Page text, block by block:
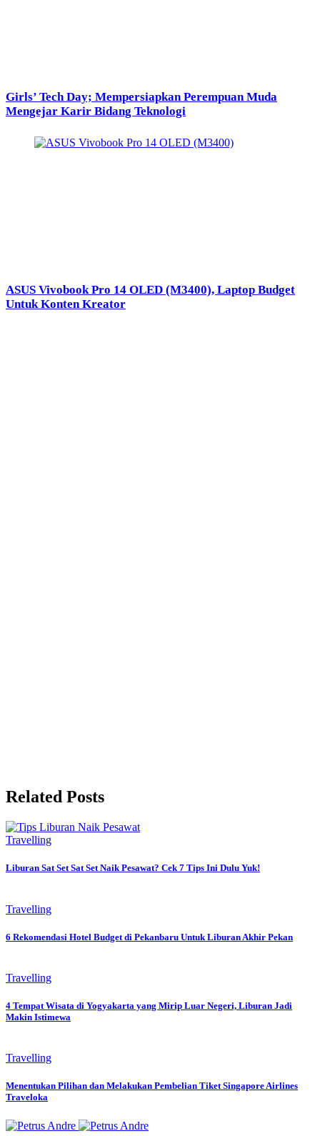
Girls’ Tech Day; Mempersiapkan Perempuan Muda
Mengejar Karir Bidang Teknologi
ASUS Vivobook Pro 14 OLED (M3400), Laptop Budget
Untuk Konten Kreator
Related Posts
Travelling
Liburan Sat Set Sat Set Naik Pesawat? Cek 7 Tips Ini Dulu Yuk!
Travelling
6 Rekomendasi Hotel Budget di Pekanbaru Untuk Liburan Akhir Pekan
Travelling
4 Tempat Wisata di Yogyakarta yang Mirip Luar Negeri, Liburan Jadi
Makin Istimewa
Travelling
Menentukan Pilihan dan Melakukan Pembelian Tiket Singapore Airlines
Traveloka